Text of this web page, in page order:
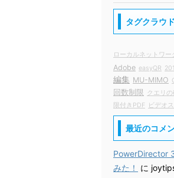
タグクラウド
ローカルネットワー
Adobe easyQR
編集 MU-MIMO
回数制限 クエリ
限付きPDF
ビデオ
最近のコメ
PowerDirector
みた！
に